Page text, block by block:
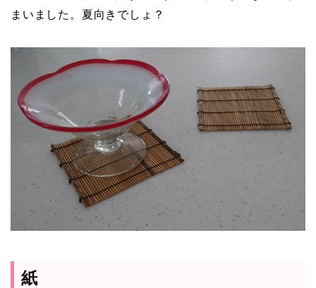
まいました。夏向きでしょ？
紙